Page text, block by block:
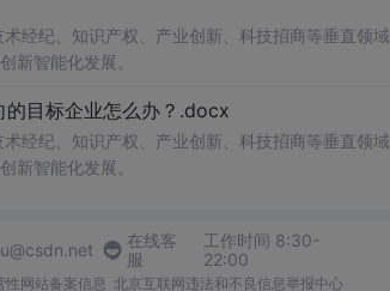
经纪、知识产权、产业创新、科技招商等垂直领域
新智能化发展。
的目标企业怎么办？.docx
经纪、知识产权、产业创新、科技招商等垂直领域
新智能化发展。
在线客
服
工作时间 8:30-
22:00
性网站备案信息 北京互联网违法和不良信息举报中心